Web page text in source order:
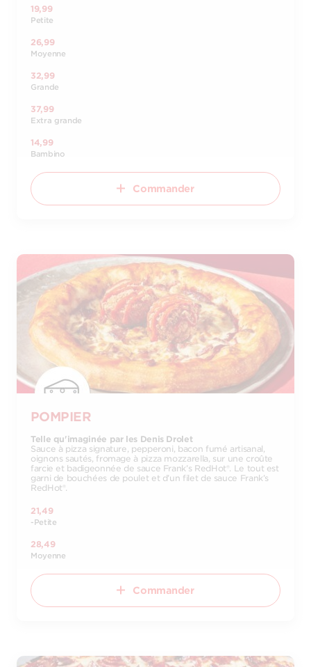
19,99
Petite
26,99
Moyenne
32,99
Grande
37,99
Extra grande
14,99
Bambino
Commander
POMPIER
Telle qu'imaginée par les Denis Drolet
Sauce à pizza signature, pepperoni, bacon fumé artisanal,
oignons sautés, fromage à pizza mozzarella, sur une croûte
farcie et badigeonnée de sauce Frank’s RedHot®. Le tout est
garni de bouchées de poulet et d’un filet de sauce Frank’s
RedHot®.
21,49
-Petite
28,49
Moyenne
Commander